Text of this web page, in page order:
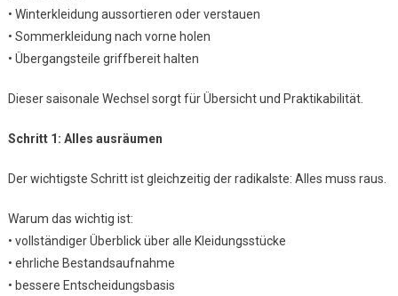
• Winterkleidung aussortieren oder verstauen
• Sommerkleidung nach vorne holen
• Übergangsteile griffbereit halten
Dieser saisonale Wechsel sorgt für Übersicht und Praktikabilität.
Schritt 1: Alles ausräumen
Der wichtigste Schritt ist gleichzeitig der radikalste: Alles muss raus.
Warum das wichtig ist:
• vollständiger Überblick über alle Kleidungsstücke
• ehrliche Bestandsaufnahme
• bessere Entscheidungsbasis